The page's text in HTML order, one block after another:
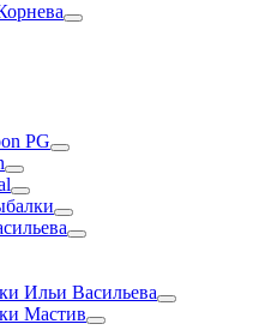
PG
Ильи Васильева
Мастив